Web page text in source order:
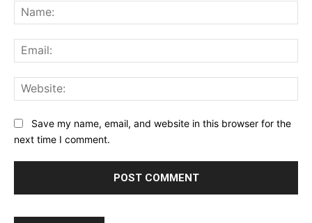
Save my name, email, and website in this browser for the
next time I comment.